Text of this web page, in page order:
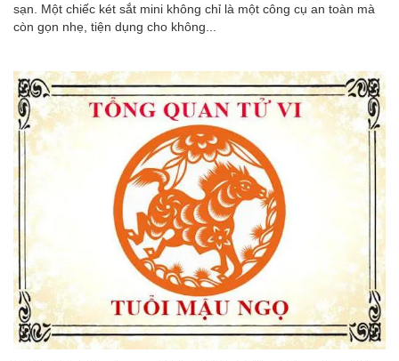
sạn. Một chiếc két sắt mini không chỉ là một công cụ an toàn mà
còn gọn nhẹ, tiện dụng cho không...